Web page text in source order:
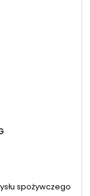
spożywczego